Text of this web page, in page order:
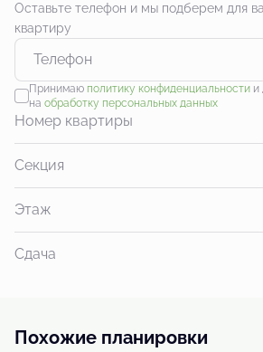
Оставьте телефон и мы подберем для
квартиру
Принимаю политику конфиденциальностии
на обработку персональных данных
Номер квартиры
Секция
Этаж
Сдача
Похожие планировки